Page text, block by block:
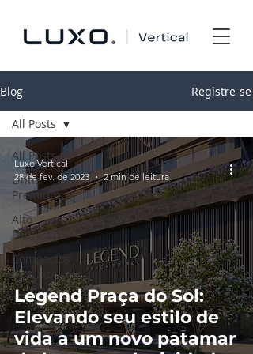
Blog Registre-se
All Posts
Linha
Premium
Alto
Padrão
Compactos
de Luxo
All Posts
Legend Praça do Sol:
Elevando seu estilo de
vida a um novo patamar
Luxo Vertical
28 de fev. de 2023
2 min de leitura